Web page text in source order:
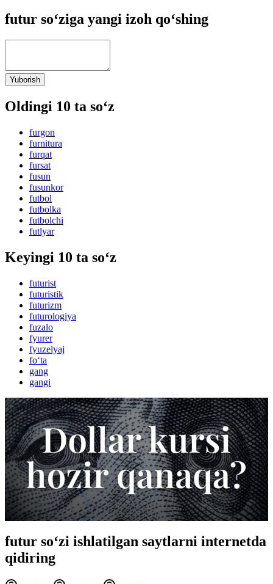
futur so‘ziga yangi izoh qo‘shing
Yuborish
Oldingi 10 ta so‘z
furgon
furnitura
furqat
fursat
fusun
fusunkor
futbol
futbolka
futbolchi
futlyar
Keyingi 10 ta so‘z
futurist
futuristik
futurizm
futurologiya
fuzalo
fyurer
fyuzelyaj
fo‘ta
gang
gangi
futur so‘zi ishlatilgan saytlarni internetda
qidiring